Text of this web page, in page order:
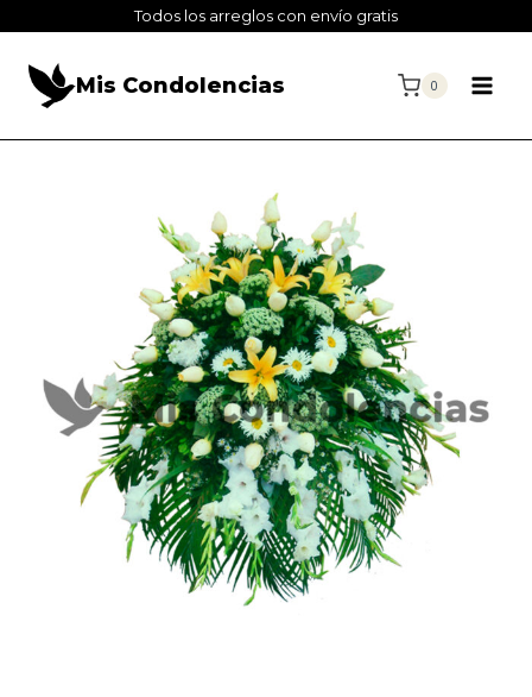
Todos los arreglos con envío gratis
Mis Condolencias 0